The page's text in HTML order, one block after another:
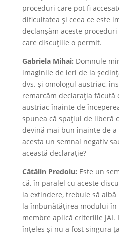
proceduri care pot fi
dificultatea și ceea ce este
declanșăm aceste
care discuțiile o permit.
Gabriela Mihai: Domnule
imaginile de ieri de la
dvs. și omologul austriac,
remarcăm declarația făcută
austriac înainte de
spunea că spațiul de liberă
devină mai bun înainte de a
acesta un semnal negativ
această declarație?
Cătălin Predoiu: Este un
că, în paralel cu aceste
la extindere, trebuie să
la îmbunătățirea modului în
membre aplică criteriile JAI.
înțeles și nu a fost singura